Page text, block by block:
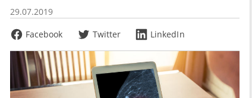
29.07.2019
Facebook
Twitter LinkedIn